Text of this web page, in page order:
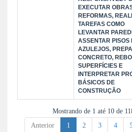
EXECUTAR
REFORMAS,
TAREFAS COMO
LEVANTAR
ASSENTAR PISOS
AZULEJOS,
CONCRETO,
SUPERFÍCIES E
INTERPRETAR
BÁSICOS DE
CONSTRUÇÃO
Mostrando de 1 até 10 de
Anterior
1 2 3 4